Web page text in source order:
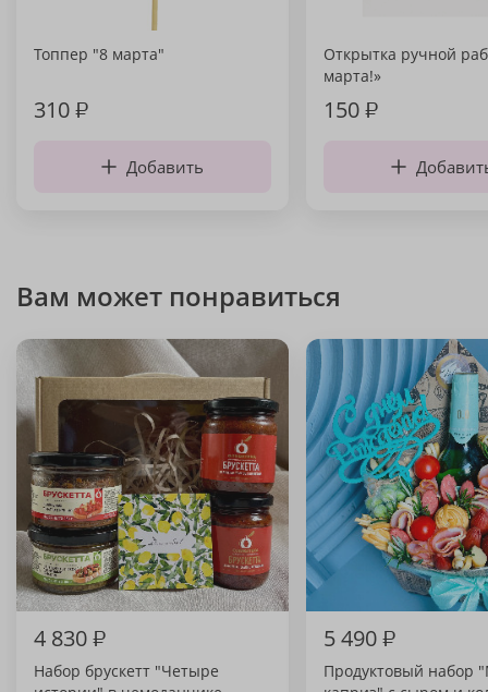
Топпер "8 марта"
310₽
Добавить
Открытка ручной
марта!»
150₽
Вам может понравиться
4 830₽
Набор брускетт "Четыре
5 490₽
Продуктовый набор